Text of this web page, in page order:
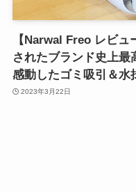
【Narwal Freo レビ
されたブランド史上
感動したゴミ吸引＆水
2023年3月22日